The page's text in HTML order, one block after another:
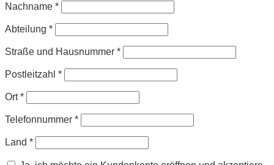
Nachname *
Abteilung *
Straße und Hausnummer *
Postleitzahl *
Ort*
Telefonnummer *
Land *